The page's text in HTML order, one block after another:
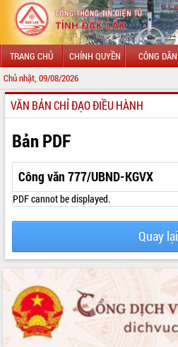
TRANG CHỦ CHÍNH QUYỀN CÔNG DÂN
Chủ nhật, 09/08/2026
GIỚI THIỆU
LÃNH ĐẠO UBND TỈNH
TIN TỨC SỰ KIỆN
SỞ, BAN, NGÀNH
UBND CÁC XÃ, PHƯỜNG
THÔNG TIN CHỈ ĐẠO ĐIỀU HÀNH
VĂN BẢN HĐND TỈNH
ĐIỂM TIN VĂN BẢN
VĂN BẢN CHỈ ĐẠO ĐIỀU HÀNH
Bản PDF
Công văn 777/UBND-KGVX
PDF cannot be displayed.
Quay lại